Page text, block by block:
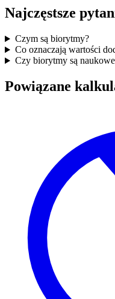
Najczęstsze
Czym są biorytmy?
Co oznaczają wartości
Czy biorytmy są
Powiązane